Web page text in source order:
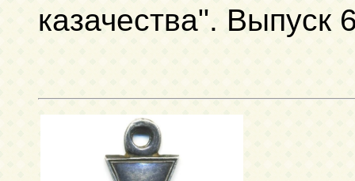
казачества". Выпуск